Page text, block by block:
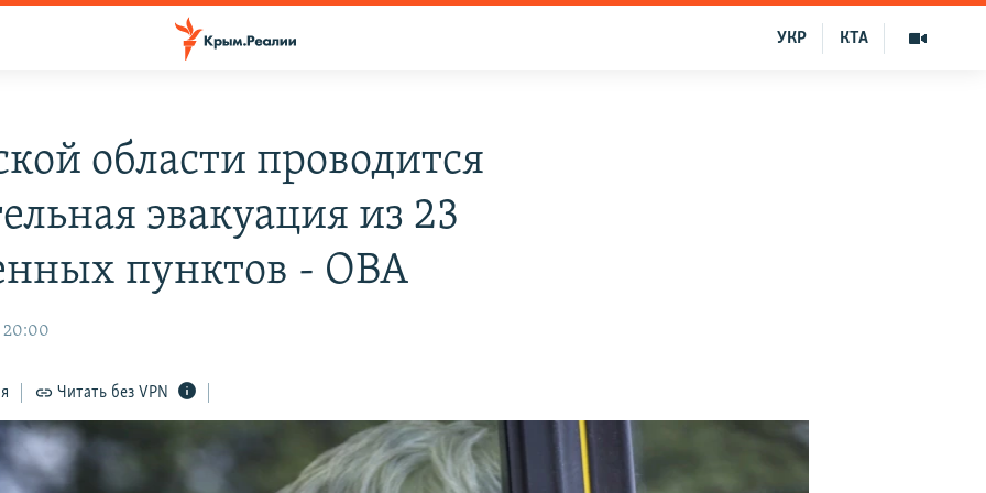
КТА
УКР
области проводится
эвакуация из 23
пунктов - ОВА
20:00
Читать без VPN